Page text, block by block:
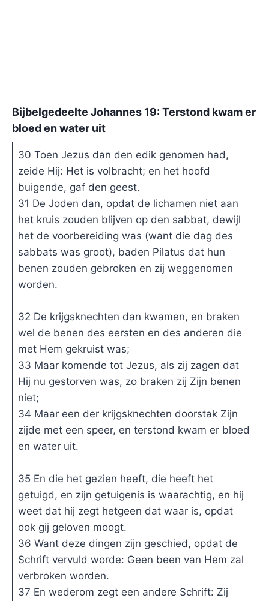
Bijbelgedeelte Johannes 19: Terstond kwam er
bloed en water uit
30 Toen Jezus dan den edik genomen had,
zeide Hij: Het is volbracht; en het hoofd
buigende, gaf den geest.
31 De Joden dan, opdat de lichamen niet aan
het kruis zouden blijven op den sabbat, dewijl
het de voorbereiding was (want die dag des
sabbats was groot), baden Pilatus dat hun
benen zouden gebroken en zij weggenomen
worden.
32 De krijgsknechten dan kwamen, en braken
wel de benen des eersten en des anderen die
met Hem gekruist was;
33 Maar komende tot Jezus, als zij zagen dat
Hij nu gestorven was, zo braken zij Zijn benen
niet;
34 Maar een der krijgsknechten doorstak Zijn
zijde met een speer, en terstond kwam er bloed
en water uit.
35 En die het gezien heeft, die heeft het
getuigd, en zijn getuigenis is waarachtig, en hij
weet dat hij zegt hetgeen dat waar is, opdat
ook gij geloven moogt.
36 Want deze dingen zijn geschied, opdat de
Schrift vervuld worde: Geen been van Hem zal
verbroken worden.
37 En wederom zegt een andere Schrift: Zij